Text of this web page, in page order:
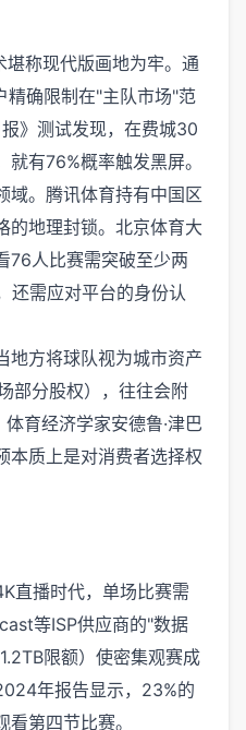
称现代版画地为牢。通
精确限制在"主队市场"范
》测试发现，在费城30
有76%概率触发黑屏。
域。腾讯体育持有中国区
的地理封锁。北京体育大
76人比赛需突破至少两
还需应对平台的身份认
地方将球队视为城市资产
部分股权），往往会附
育经济学家安德鲁·津巴
本质上是对消费者选择权
直播时代，单场比赛需
等ISP供应商的"数据
限额）使密集观赛成
年报告显示，23%的
第四节比赛。